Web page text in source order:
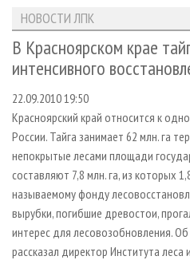
ЛЕСОЗАГОТОВКА
ЛЕСОПИЛЕНИЕ
СУШКА ДРЕВЕСИНЫ
ПРОИЗВОДСТВО
ДЕРЕВЯННОЕ
ПРОИЗВОДСТВО МЕБЕЛИ
БИОЭНЕРГЕТИКА
ЦБП
НОВОСТИ ЛПК
НОВОСТИ ЖУРНАЛА
ПРОЕКТЫ ЛПИ
АНАЛИТИКА
ПРЕДПРИЯТИЯ ЛПК
ПЕРСОНЫ
МОБИЛЬНЫЕ ВЫСТАВКИ
ОФИЦИАЛЬНЫЕ ДЕЛЕГАЦИИ
ПРИОРИТЕТНЫЕ
RUSSIAN FORESTRY REVIEW
ГАЗЕТА ЛЕСПРОМФОРУМ
АРХИВ
АРХИВ ЖУРНАЛОВ
О ЖУРНАЛЕ
ПОДПИСКА
КОНТАКТЫ
РЕКЛАМОДАТЕЛЯМ
РЕКЛАМА
РЕКЛАМА НА САЙТЕ
НОВОСТИ ЛПК
В Красноярском крае
интенсивного
22.09.2010 19:50
Красноярский край относится к
России. Тайга занимает 62 млн. га
непокрытые лесами площади
составляют 7,8 млн. га, из которых
называемому фонду
вырубки, погибшие древостои,
интерес для лесовозобновления.
рассказал директор Института